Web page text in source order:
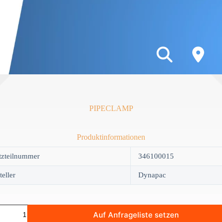
PIPECLAMP
Produktinformationen
346100015
Dynapac
Auf Anfrageliste setzen